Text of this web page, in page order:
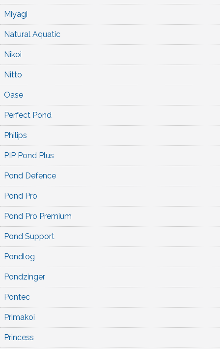
Miyagi
Natural Aquatic
Nikoi
Nitto
Oase
Perfect Pond
Philips
PIP Pond Plus
Pond Defence
Pond Pro
Pond Pro Premium
Pond Support
Pondlog
Pondzinger
Pontec
Primakoi
Princess